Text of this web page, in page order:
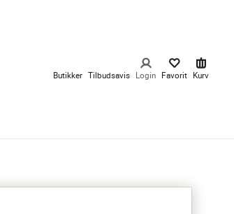
Butikker Tilbudsavis Login Favorit Kurv